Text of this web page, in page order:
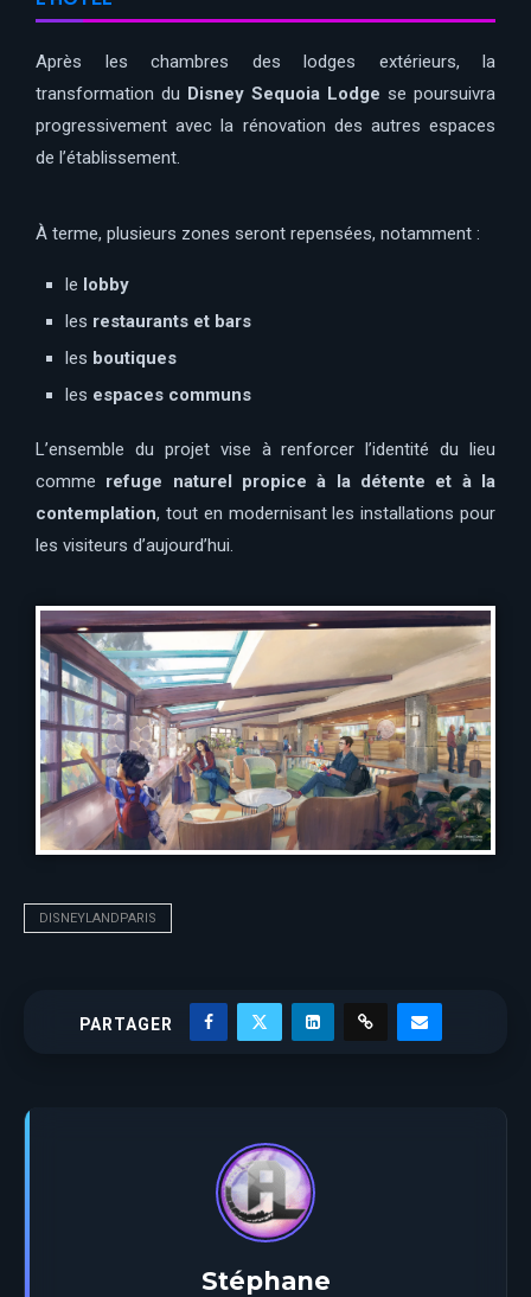
Après les chambres des lodges extérieurs, la
transformation du Disney Sequoia Lodge se poursuivra
progressivement avec la rénovation des autres espaces
de l’établissement.
À terme, plusieurs zones seront repensées, notamment :
le lobby
les restaurants et bars
les boutiques
les espaces communs
L’ensemble du projet vise à renforcer l’identité du lieu
comme refuge naturel propice à la détente et à la
contemplation, tout en modernisant les installations pour
les visiteurs d’aujourd’hui.
DISNEYLANDPARIS
PARTAGER
Stéphane